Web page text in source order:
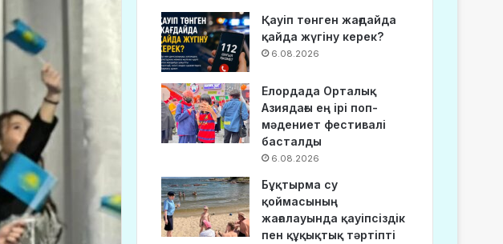
Қауіп төнген жағдайда
қайда жүгіну керек?
6.08.2026
Елордада Орталық
Азиядағы ең ірі поп-
мәдениет фестивалі
басталды
6.08.2026
Бұқтырма су
қоймасының
жағалауында қауіпсіздік
пен құқықтық тәртіпті